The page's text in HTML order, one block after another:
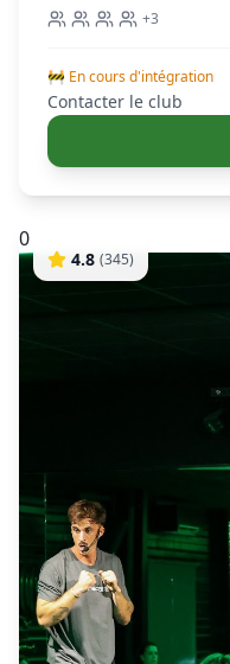
+3
🚧 En cours d'intégration
Contacter le club
0
4.8 (345)